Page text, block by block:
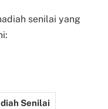
senilai yang
Senilai